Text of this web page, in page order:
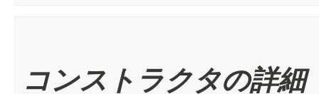
コンストラクタの詳細